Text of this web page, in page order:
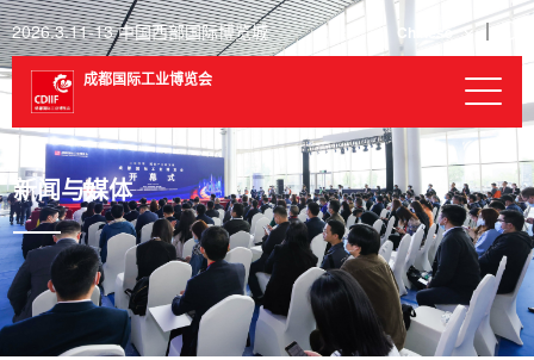
2026.3.11-13 中国西部国际博览城 Chinese
成都国际工业博览会
新闻与媒体